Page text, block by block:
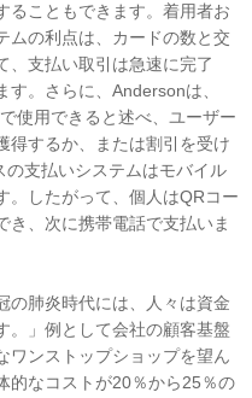
ることもできます。着用者お
ムの利点は、カードの数と交
、支払い取引は急速に完了
。さらに、Andersonは、
使用できると述べ、ユーザー
得するか、または割引を受け
の支払いシステムはモバイル
。したがって、個人はQRコー
き、次に携帯電話で支払いま
の肺炎時代には、人々は資金
。」例として会社の顧客基盤
ワンストップショップを望ん
的なコストが20％から25％の